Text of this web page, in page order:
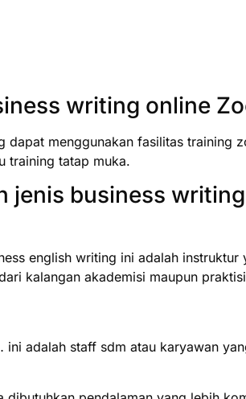
writing online
dapat menggunakan fasilitas training
training tatap muka.
jenis business
english writing ini adalah instruktur
kalangan akademisi maupun
adalah staff sdm atau karyawan